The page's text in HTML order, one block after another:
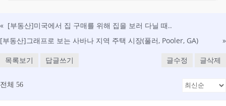
« [부동산] 미국에서 집 구매를 위해 집을 보러 다닐 때..
[부동산]그래프로 보는 사바나 지역 주택 시장(풀러, Pooler, GA)
»
목록보기 답글쓰기 글수정 글삭제
전체 56